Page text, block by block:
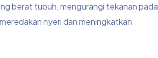
berat tubuh, mengurangi tekanan pada
nyeri dan meningkatkan